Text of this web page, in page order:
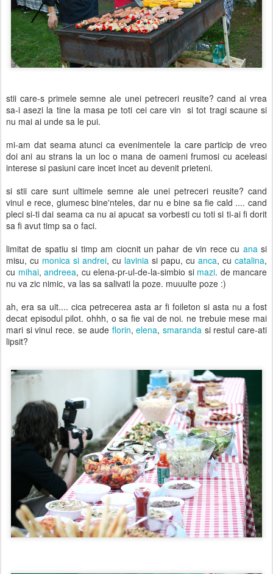
stii care-s primele semne ale unei petreceri reusite? cand ai vrea
sa-i asezi la tine la masa pe toti cei care vin si tot tragi scaune si
nu mai ai unde sa le pui.
mi-am dat seama atunci ca evenimentele la care particip de vreo
doi ani au strans la un loc o mana de oameni frumosi cu aceleasi
interese si pasiuni care incet incet au devenit prieteni.
si stii care sunt ultimele semne ale unei petreceri reusite? cand
vinul e rece, glumesc bine'nteles, dar nu e bine sa fie cald .... cand
pleci si-ti dai seama ca nu ai apucat sa vorbesti cu toti si ti-ai fi dorit
sa fi avut timp sa o faci.
limitat de spatiu si timp am ciocnit un pahar de vin rece cu ana si
misu, cu monica si andrei, cu lavinia si papu, cu anca, cu catalina,
cu mihai, andreea, cu elena-pr-ul-de-la-simbio si mazi. de mancare
nu va zic nimic, va las sa salivati la poze. muuulte poze :)
ah, era sa uit.... cica petrecerea asta ar fi foileton si asta nu a fost
decat episodul pilot. ohhh, o sa fie vai de noi. ne trebuie mese mai
mari si vinul rece. se aude florin,elena,smaranda si restul care-ati
lipsit?